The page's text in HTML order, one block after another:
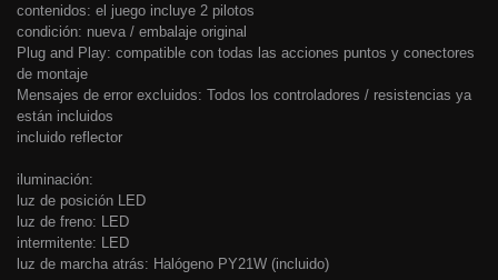
contenidos: el juego incluye 2 pilotos
condición: nueva / embalaje original
Plug and Play: compatible con todas las acciones puntos y conectores
de montaje
Mensajes de error excluidos: Todos los controladores / resistencias ya
están incluidos
incluido reflector
iluminación:
luz de posición LED
luz de freno: LED
intermitente: LED
luz de marcha atrás: Halógeno PY21W (incluido)